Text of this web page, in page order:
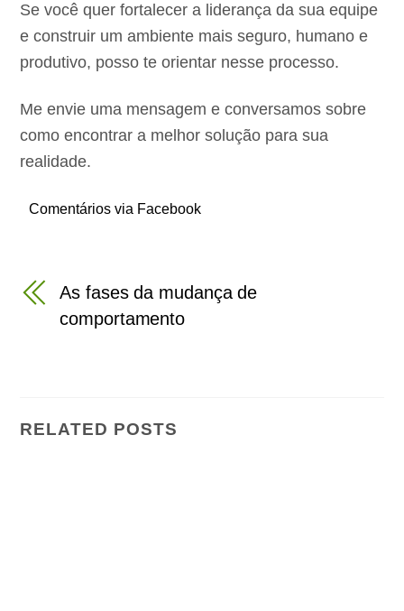
Se você quer fortalecer a liderança da sua equipe
e construir um ambiente mais seguro, humano e
produtivo, posso te orientar nesse processo.
Me envie uma mensagem e conversamos sobre
como encontrar a melhor solução para sua
realidade.
Comentários via Facebook
As fases da mudança de
comportamento
RELATED POSTS